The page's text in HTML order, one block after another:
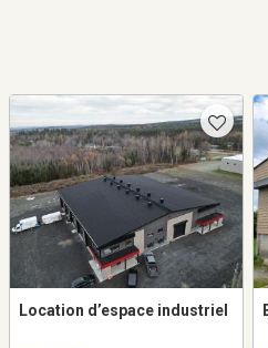
Location d’espace industriel